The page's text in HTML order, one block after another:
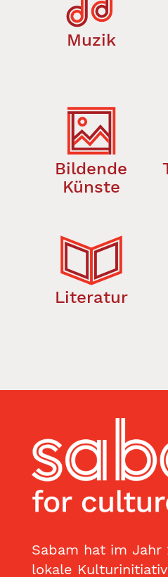
Muzik
Bildende
Künste
Literatur
Sabam hat im Jahr
lokale